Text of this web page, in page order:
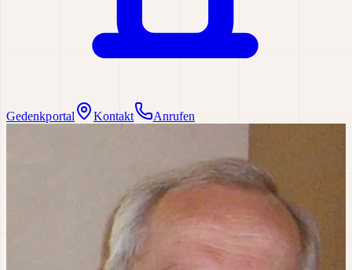
Gedenkportal Kontakt Anrufen